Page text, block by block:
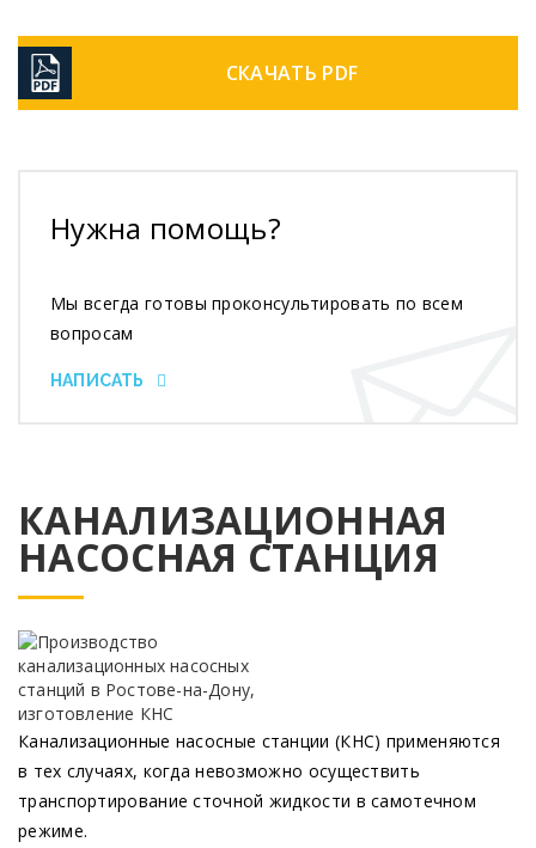
СКАЧАТЬ PDF
Нужна помощь?
Мы всегда готовы проконсультировать по всем
вопросам
НАПИСАТЬ
КАНАЛИЗАЦИОННАЯ
НАСОСНАЯ СТАНЦИЯ
Канализационные насосные станции (КНС) применяются
в тех случаях, когда невозможно осуществить
транспортирование сточной жидкости в самотечном
режиме.